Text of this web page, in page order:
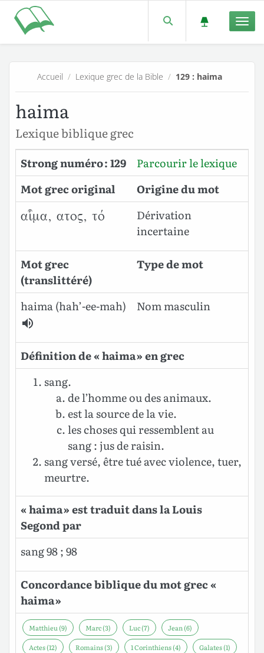
Accueil / Lexique grec de la Bible / 129 : haima
haima
Lexique biblique grec
Strong numéro : 129
Parcourir le lexique
Mot grec original
Origine du mot
αἷμα, ατος, τό
Dérivation
incertaine
Mot grec
(translittéré)
Type de mot
haima (hah’-ee-mah) Nom masculin
Définition de « haima » en grec
sang.
de l’homme ou des animaux.
est la source de la vie.
les choses qui ressemblent au
sang : jus de raisin.
sang versé, être tué avec violence, tuer,
meurtre.
« haima » est traduit dans la Louis
Segond par
sang 98 ; 98
Concordance biblique du mot grec «
haima »
Matthieu (9) Marc (3) Luc (7) Jean (6)
Actes (12) Romains (3) 1 Corinthiens (4) Galates (1)